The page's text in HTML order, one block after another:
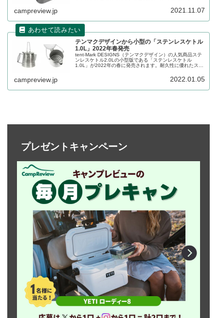
campreview.jp 2021.11.07
テンマクデザインから小型の「ステンレスケトル
1.0L」2022年春発売
tent-Mark DESIGNS（テンマクデザイン）の人気商品ステ
ンレスケトル2.0Lの小型版である「ステンレスケトル
1.0L」が2022年の春に発売されます。耐久性に優れたステ
campreview.jp 2022.01.05
プレゼントキャンペーン